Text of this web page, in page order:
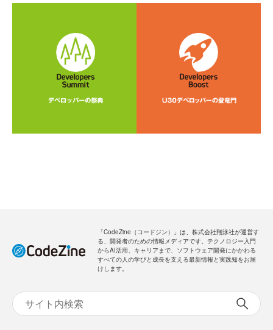
「CodeZine（コードジン）」は、株式会社翔泳社が運営す
る、開発者のための情報メディアです。テクノロジー入門
からAI活用、キャリアまで、ソフトウェア開発にかかわる
すべての人の学びと成長を支える最新情報と実践知をお届
けします。